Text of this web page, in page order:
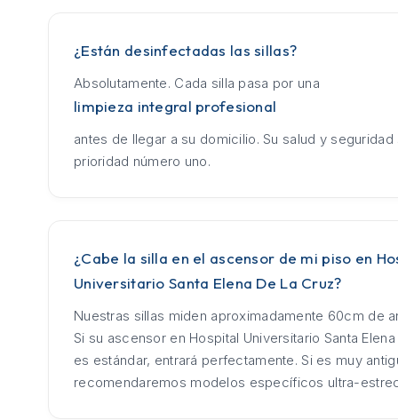
¿Están desinfectadas las sillas?
Absolutamente. Cada silla pasa por una
limpieza integral profesional
antes de llegar a su domicilio. Su salud y seguridad
prioridad número uno.
¿Cabe la silla en el ascensor de mi piso en
Universitario Santa Elena De La Cruz?
Nuestras sillas miden aproximadamente 60cm de
Si su ascensor en Hospital Universitario Santa
es estándar, entrará perfectamente. Si es muy
recomendaremos modelos específicos ultra-